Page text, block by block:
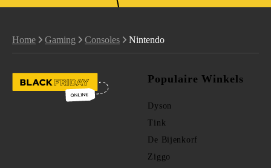
Home Gaming Consoles Nintendo
Populaire Winkels
Dyson
Tink
De Bijenkorf
Ziggo